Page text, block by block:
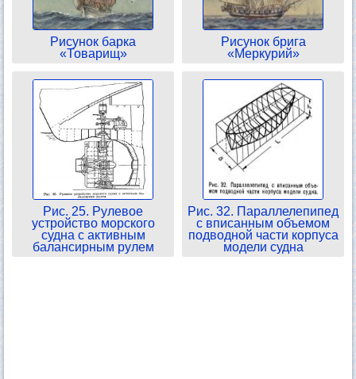
Рисунок барка
«Товарищ»
Рисунок брига
«Меркурий»
Рис. 25. Рулевое
устройство морского
судна с активным
балансирным рулем
Рис. 32. Параллелепипед
с вписанным объемом
подводной части корпуса
модели судна